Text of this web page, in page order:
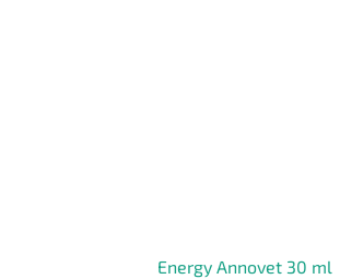
Energy Annovet 30 ml